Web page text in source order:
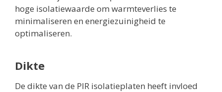
hoge isolatiewaarde om warmteverlies te
minimaliseren en energiezuinigheid te
optimaliseren.
Dikte
De dikte van de PIR isolatieplaten heeft invloed